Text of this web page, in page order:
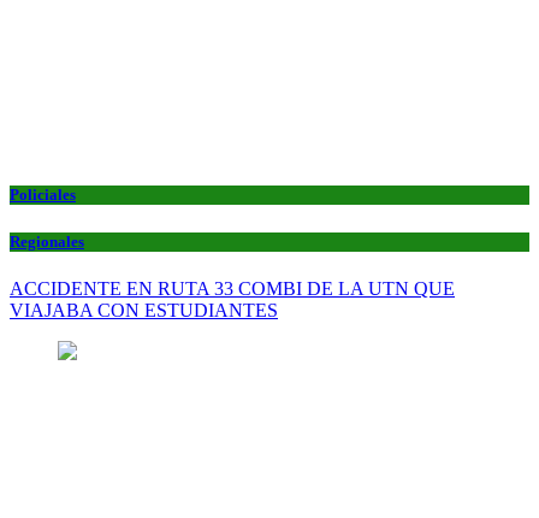
Policiales
Regionales
ACCIDENTE EN RUTA 33 COMBI DE LA UTN QUE
VIAJABA CON ESTUDIANTES